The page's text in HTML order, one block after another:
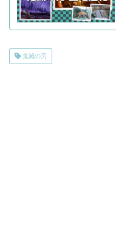
鬼滅の刃